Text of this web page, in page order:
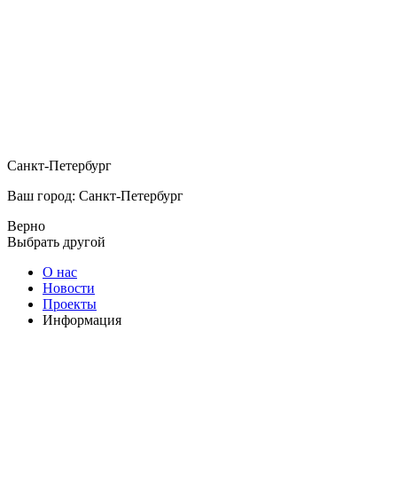
Санкт-Петербург
Ваш город: Санкт-Петербург
Верно
Выбрать другой
О нас
Новости
Проекты
Информация